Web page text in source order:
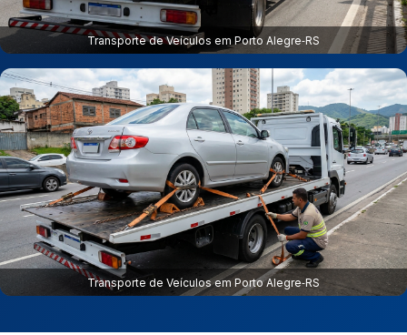
Transporte de Veículos em Porto Alegre‑RS
Transporte de Veículos em Porto Alegre‑RS